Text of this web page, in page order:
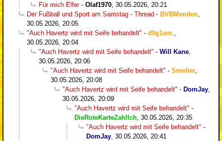
Für mich Elfer- Olaf1970 30.05.2026, 20:21
Der Fußball und Sport am Samstag - Thread - BVBMenden
30.05.2026, 20:05
"Auch Havertz wird mit Seife behandelt" - d0g1am.
30.05.2026, 20:04
"Auch Havertz wird mit Seife behandelt" - Will Kane
30.05.2026, 20:06
"Auch Havertz wird mit Seife behandelt" - Smeller
30.05.2026, 20:08
"Auch Havertz wird mit Seife behandelt" - DomJay
30.05.2026, 20:09
"Auch Havertz wird mit Seife behandelt" -
DieRoteKarteZahlIch 30.05.2026, 20:35
"Auch Havertz wird mit Seife behandelt" -
DomJay 30.05.2026, 20:41